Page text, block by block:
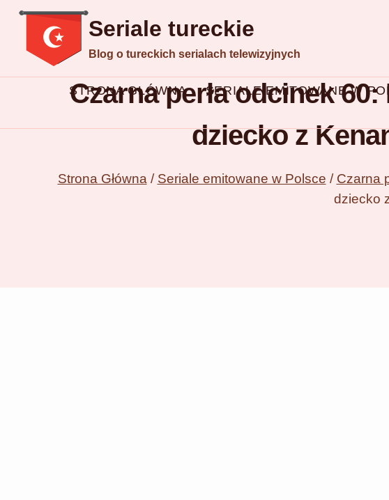
Przejdź
treści
Seriale tureckie
Blog o tureckich serialach telewizyjnych
STRONA GŁÓWNA SERIALE EMITOWANE W
Czarna perła odcinek
dziecko z
Strona Główna / Seriale emitowane w Polsce / Czarna
dziecko